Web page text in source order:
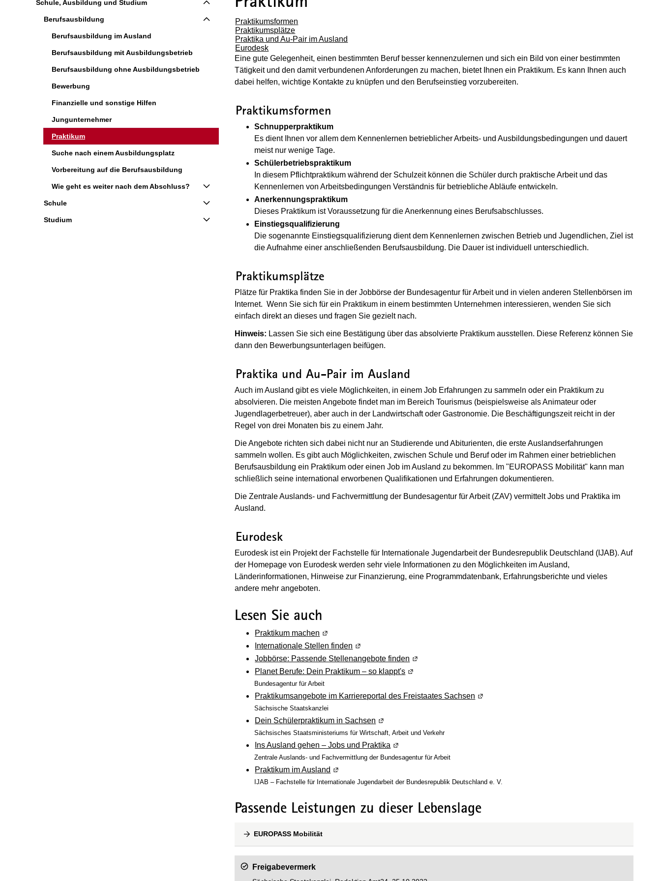
Schule, Ausbildung und Studium
Berufsausbildung
Berufsausbildung im Ausland
Berufsausbildung mit Ausbildungsbetrieb
Berufsausbildung ohne Ausbildungsbetrieb
Bewerbung
Finanzielle und sonstige Hilfen
Jungunternehmer
Praktikum
Suche nach einem Ausbildungsplatz
Vorbereitung auf die Berufsausbildung
Wie geht es weiter nach dem Abschluss?
Schule
Studium
Praktikumsformen
Praktikumsplätze
Praktika und Au-Pair im Ausland
Eurodesk
Eine gute Gelegenheit, einen bestimmten Beruf besser kennenzulernen und sich ein Bild von einer bestimmten
Tätigkeit und den damit verbundenen Anforderungen zu machen, bietet Ihnen ein Praktikum. Es kann Ihnen auch
dabei helfen, wichtige Kontakte zu knüpfen und den Berufseinstieg vorzubereiten.
(Wird in einem neuen Fenster geöffnet)
Praktikumsformen
Schnupperpraktikum
Es dient Ihnen vor allem dem Kennenlernen betrieblicher Arbeits- und Ausbildungsbedingungen und dauert
meist nur wenige Tage.
Schülerbetriebspraktikum
In diesem Pflichtpraktikum während der Schulzeit können die Schüler durch praktische Arbeit und das
Kennenlernen von Arbeitsbedingungen Verständnis für betriebliche Abläufe entwickeln.
Anerkennungspraktikum
Dieses Praktikum ist Voraussetzung für die Anerkennung eines Berufsabschlusses.
Einstiegsqualifizierung
Die sogenannte Einstiegsqualifizierung dient dem Kennenlernen zwischen Betrieb und Jugendlichen, Ziel ist
die Aufnahme einer anschließenden Berufsausbildung. Die Dauer ist individuell unterschiedlich.
(Wird in einem neuen Fenster geöffnet)
Praktikumsplätze
Plätze für Praktika finden Sie in der Jobbörse der Bundesagentur für Arbeit und in vielen anderen Stellenbörsen im
Internet.Wenn Sie sich für ein Praktikum in einem bestimmten Unternehmen interessieren, wenden Sie sich
einfach direkt an dieses und fragen Sie gezielt nach.
Hinweis: Lassen Sie sich eine Bestätigung über das absolvierte Praktikum ausstellen. Diese Referenz können Sie
dann den Bewerbungsunterlagen beifügen.
(Wird in einem neuen Fenster geöffnet)
Praktika und Au-Pair im Ausland
Auch im Ausland gibt es viele Möglichkeiten, in einem Job Erfahrungen zu sammeln oder ein Praktikum zu
absolvieren. Die meisten Angebote findet man im Bereich Tourismus (beispielsweise als Animateur oder
Jugendlagerbetreuer), aber auch in der Landwirtschaft oder Gastronomie. Die Beschäftigungszeit reicht in der
Regel von drei Monaten bis zu einem Jahr.
Die Angebote richten sich dabei nicht nur an Studierende und Abiturienten, die erste Auslandserfahrungen
sammeln wollen. Es gibt auch Möglichkeiten, zwischen Schule und Beruf oder im Rahmen einer betrieblichen
Berufsausbildung ein Praktikum oder einen Job im Ausland zu bekommen. Im "EUROPASS Mobilität" kann man
schließlich seine international erworbenen Qualifikationen und Erfahrungen dokumentieren.
Die Zentrale Auslands- und Fachvermittlung der Bundesagentur für Arbeit (ZAV) vermittelt Jobs und Praktika im
Ausland.
(Wird in einem neuen Fenster geöffnet)
Eurodesk
Eurodesk ist ein Projekt der Fachstelle für Internationale Jugendarbeit der Bundesrepublik Deutschland (IJAB). Auf
der Homepage von Eurodesk werden sehr viele Informationen zu den Möglichkeiten im Ausland,
Länderinformationen, Hinweise zur Finanzierung, eine Programmdatenbank, Erfahrungsberichte und vieles
andere mehr angeboten.
Lesen Sie auch
Praktikum machen (Wird in einem neuen Fenster geöffnet)
Internationale Stellen finden (Wird in einem neuen Fenster geöffnet)
Jobbörse: Passende Stellenangebote finden (Wird in einem neuen Fenster geöffnet)
Planet Berufe: Dein Praktikum – so klappt's (Wird in einem neuen Fenster geöffnet)
Bundesagentur für Arbeit
Praktikumsangebote im Karriereportal des Freistaates Sachsen (Wird in einem neuen Fenster geöffnet)
Sächsische Staatskanzlei
Dein Schülerpraktikum in Sachsen (Wird in einem neuen Fenster geöffnet)
Sächsisches Staatsministeriums für Wirtschaft, Arbeit und Verkehr
Ins Ausland gehen – Jobs und Praktika (Wird in einem neuen Fenster geöffnet)
Zentrale Auslands- und Fachvermittlung der Bundesagentur für Arbeit
Praktikum im Ausland (Wird in einem neuen Fenster geöffnet)
IJAB – Fachstelle für Internationale Jugendarbeit der Bundesrepublik Deutschland e. V.
Passende Leistungen zu dieser Lebenslage
EUROPASS Mobilität
Freigabevermerk